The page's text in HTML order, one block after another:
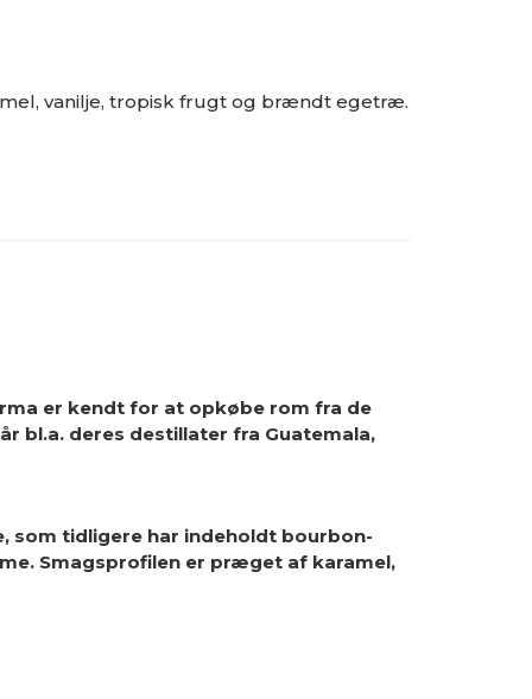
vanilje, tropisk frugt og brændt egetræ.
er kendt for at opkøbe rom fra de
bl.a. deres destillater fra Guatemala,
som tidligere har indeholdt bourbon-
Smagsprofilen er præget af karamel,